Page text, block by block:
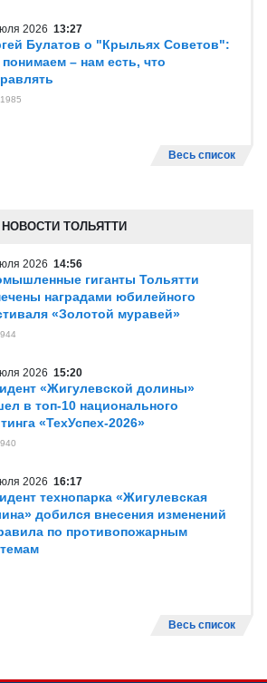
2026 13:27
Булатов о "Крыльях Советов":
– нам есть, что
1985
Весь список
НОВОСТИ ТОЛЬЯТТИ
2026 14:56
гиганты Тольятти
наградами юбилейного
«Золотой муравей»
944
2026 15:20
«Жигулевской долины»
в топ-10 национального
«ТехУспех-2026»
940
2026 16:17
технопарка «Жигулевская
добился внесения изменений
по противопожарным
Весь список